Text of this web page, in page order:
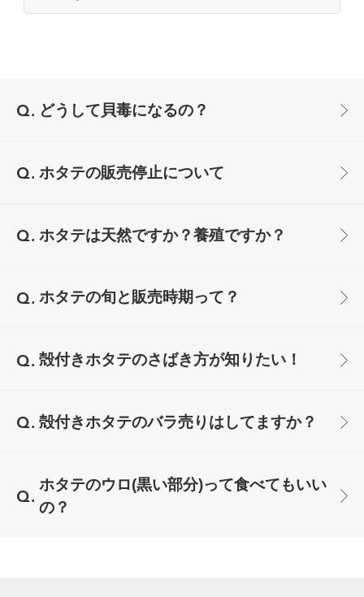
どうして貝毒になるの？
ホタテの販売停止について
ホタテは天然ですか？養殖ですか？
ホタテの旬と販売時期って？
殻付きホタテのさばき方が知りたい！
殻付きホタテのバラ売りはしてますか？
ホタテのウロ(黒い部分)って食べてもいい
の？